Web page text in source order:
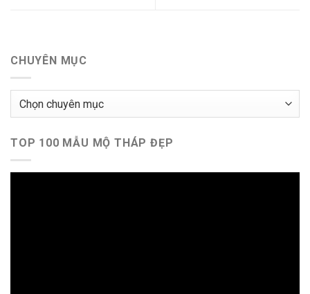
CHUYÊN MỤC
Chuyên
TOP 100 MẪU MỘ THÁP ĐẸP